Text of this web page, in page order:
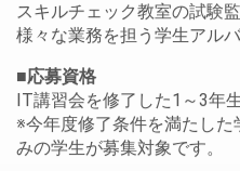
スキルチェック教室の試験
様々な業務を担う学生アルバ
■応募資格
IT講習会を修了した1～3年
※今年度修了条件を満たし
みの学生が募集対象です。